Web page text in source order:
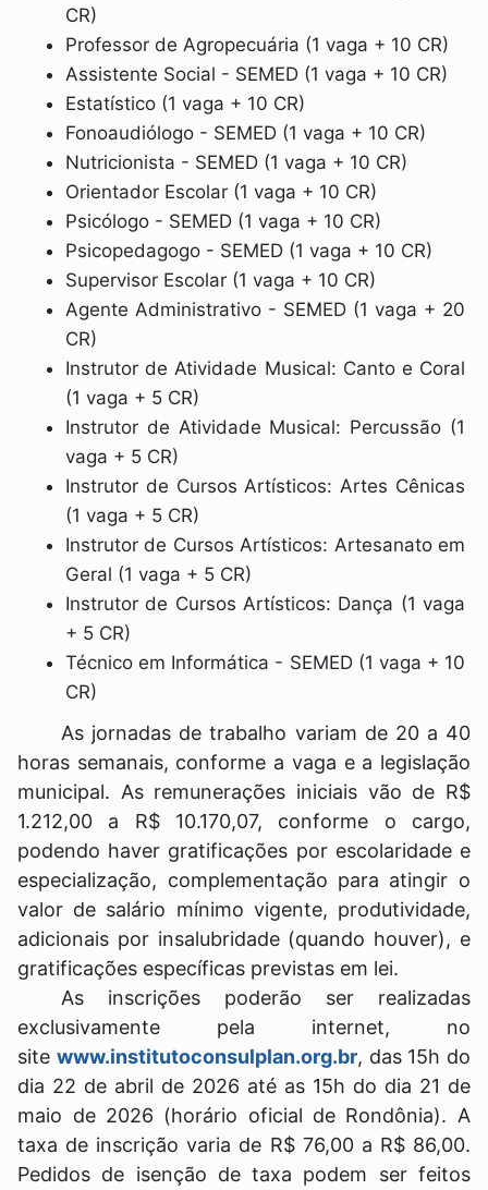
CR)
Professor de Agropecuária (1 vaga + 10 CR)
Assistente Social - SEMED (1 vaga + 10 CR)
Estatístico (1 vaga + 10 CR)
Fonoaudiólogo - SEMED (1 vaga + 10 CR)
Nutricionista - SEMED (1 vaga + 10 CR)
Orientador Escolar (1 vaga + 10 CR)
Psicólogo - SEMED (1 vaga + 10 CR)
Psicopedagogo - SEMED (1 vaga + 10 CR)
Supervisor Escolar (1 vaga + 10 CR)
Agente Administrativo - SEMED (1 vaga + 20
CR)
Instrutor de Atividade Musical: Canto e Coral
(1 vaga + 5 CR)
Instrutor de Atividade Musical: Percussão (1
vaga + 5 CR)
Instrutor de Cursos Artísticos: Artes Cênicas
(1 vaga + 5 CR)
Instrutor de Cursos Artísticos: Artesanato em
Geral (1 vaga + 5 CR)
Instrutor de Cursos Artísticos: Dança (1 vaga
+ 5 CR)
Técnico em Informática - SEMED (1 vaga + 10
CR)
As jornadas de trabalho variam de 20 a 40
horas semanais, conforme a vaga e a legislação
municipal. As remunerações iniciais vão de R$
1.212,00 a R$ 10.170,07, conforme o cargo,
podendo haver gratificações por escolaridade e
especialização, complementação para atingir o
valor de salário mínimo vigente, produtividade,
adicionais por insalubridade (quando houver), e
gratificações específicas previstas em lei.
As inscrições poderão ser realizadas
exclusivamente pela internet, no
site www.institutoconsulplan.org.br, das 15h do
dia 22 de abril de 2026 até as 15h do dia 21 de
maio de 2026 (horário oficial de Rondônia). A
taxa de inscrição varia de R$ 76,00 a R$ 86,00.
Pedidos de isenção de taxa podem ser feitos